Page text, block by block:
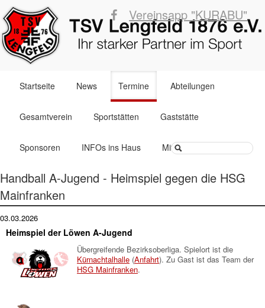
Vereinsapp "KURABU"
überspringen
Startseite News Termine Abteilungen
Gesamtverein Sportstätten Gaststätte
Sponsoren INFOs ins Haus Mitglied werden
Suchbegriffe
Handball A-Jugend - Heimspiel gegen die HSG
Mainfranken
03.03.2026
Heimspiel der Löwen A-Jugend
Übergreifende Bezirksoberliga. Spielort ist die
Kürnachtalhalle (Anfahrt). Zu Gast ist das Team der
HSG Mainfranken.